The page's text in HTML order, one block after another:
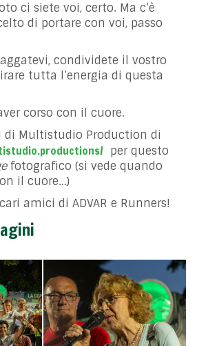
ci siete voi, certo. Ma c’è
di portare con voi, passo
condividete il vostro
tutta l’energia di questa
corso con il cuore.
di Multistudio Production di
per questo
fotografico (si vede quando
il cuore…)
amici di ADVAR e Runners!